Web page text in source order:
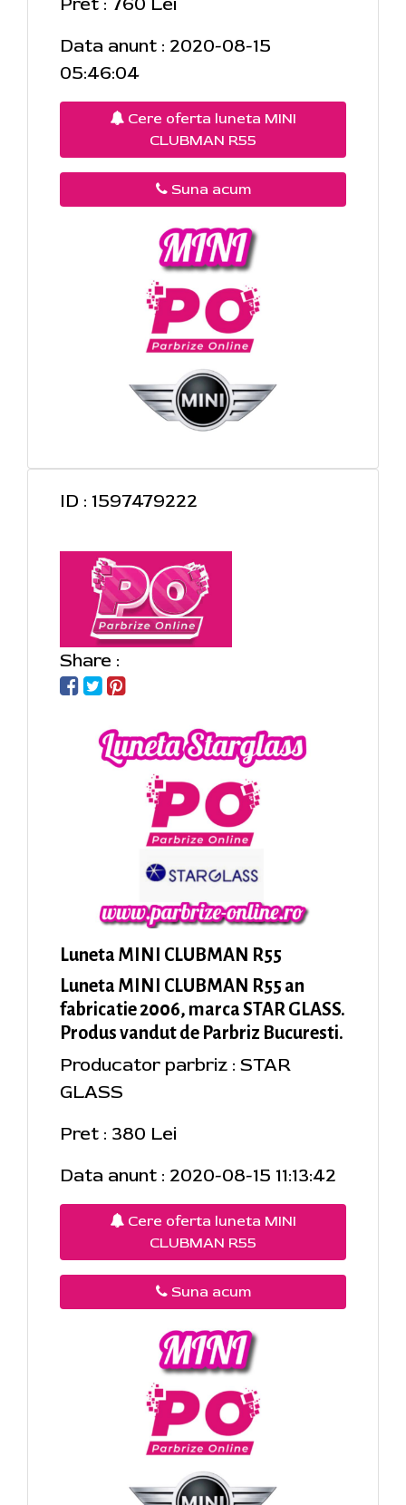
Data anunt : 2020-08-15
05:46:04
Cere oferta luneta MINI
CLUBMAN R55
Suna acum
ID : 1597479222
Share :
Luneta MINI CLUBMAN R55
Luneta MINI CLUBMAN R55 an
fabricatie 2006, marca STAR GLASS.
Produs vandut de Parbriz Bucuresti.
Producator parbriz : STAR
GLASS
Pret : 380 Lei
Data anunt : 2020-08-15 11:13:42
Cere oferta luneta MINI
CLUBMAN R55
Suna acum